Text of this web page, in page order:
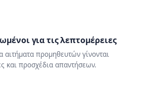
για τις λεπτομέρειες
αιτήματα προμηθευτών γίνονται
και προσχέδια απαντήσεων.